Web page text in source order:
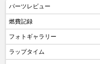
パーツレビュー
燃費記録
フォトギャラリー
ラップタイム